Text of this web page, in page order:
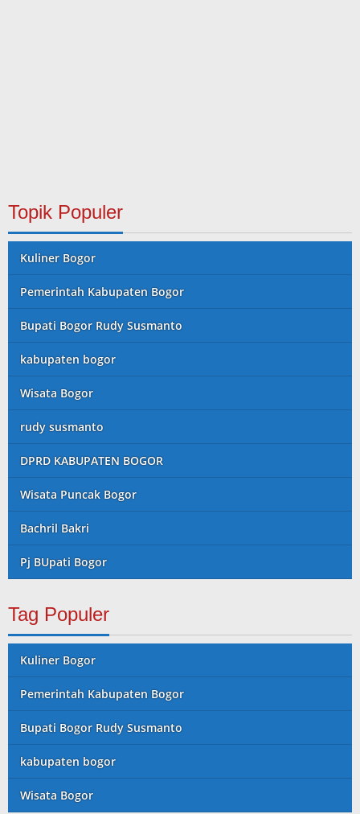
Topik Populer
Kuliner Bogor
Pemerintah Kabupaten Bogor
Bupati Bogor Rudy Susmanto
kabupaten bogor
Wisata Bogor
rudy susmanto
DPRD KABUPATEN BOGOR
Wisata Puncak Bogor
Bachril Bakri
Pj BUpati Bogor
Tag Populer
Kuliner Bogor
Pemerintah Kabupaten Bogor
Bupati Bogor Rudy Susmanto
kabupaten bogor
Wisata Bogor